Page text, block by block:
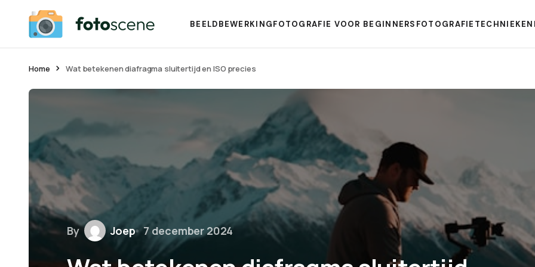
BEELDBEWERKINGFOTOGRAFIE VOOR BEGINNERS FOTOGRAFIETECHNIEKEN
Home Wat betekenen diafragma sluitertijd en ISO precies
By Joep 7 december 2024